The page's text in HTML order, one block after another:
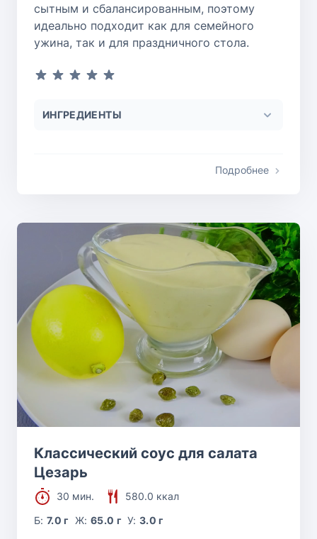
сытным и сбалансированным, поэтому
идеально подходит как для семейного
ужина, так и для праздничного стола.
ИНГРЕДИЕНТЫ
Подробнее
Классический соус для салата
Цезарь
30 мин.
580.0 ккал
Б:7.0 г Ж: 65.0 г У:3.0 г